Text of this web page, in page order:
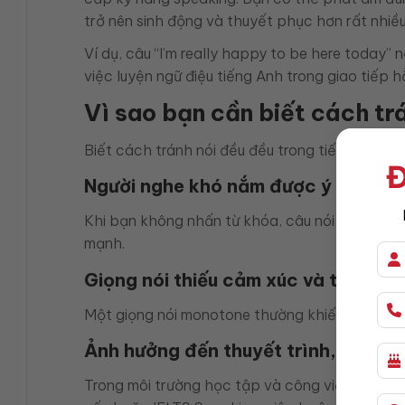
trở nên sinh động và thuyết phục hơn rất
Ví dụ, câu “I’m really happy to be here
việc luyện ngữ điệu tiếng Anh trong giao tiếp
Vì sao bạn cần biết cách
Biết cách tránh nói đều đều trong tiếng Anh
Người nghe khó nắm được ý chính
Khi bạn không nhấn từ khóa, câu nói trở nên
mạnh.
Giọng nói thiếu cảm xúc và thiếu
Một giọng nói monotone thường khiến người
Ảnh hưởng đến thuyết trình, phỏng
Trong môi trường học tập và công việc,